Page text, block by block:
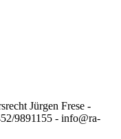
Jürgen Frese -
9891155 - info@ra-